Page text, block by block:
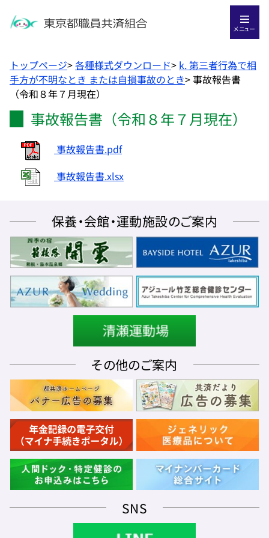
メニュー
トップページ>各種様式ダウンロード> k. 第三者行為で相
手方が不明なとき または自損事故のとき>事故報告書
（令和８年７月現在）
事故報告書（令和８年７月現在）
事故報告書.pdf
事故報告書.xlsx
保養・会館・運動施設のご案内
その他のご案内
SNS